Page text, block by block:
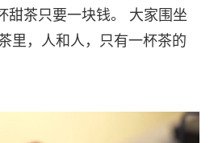
甜茶只要一块钱。 大家围坐
里，人和人，只有一杯茶的